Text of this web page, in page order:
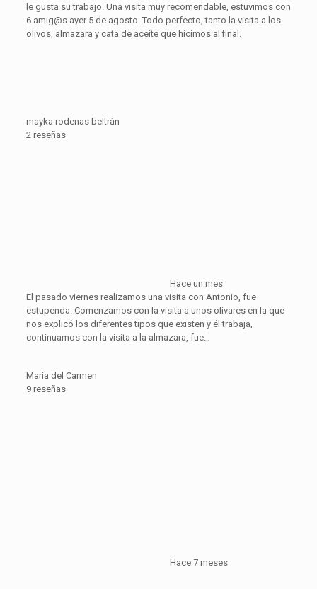
le gusta su trabajo. Una visita muy recomendable, estuvimos con
6 amig@s ayer 5 de agosto. Todo perfecto, tanto la visita a los
olivos, almazara y cata de aceite que hicimos al final.
mayka rodenas beltrán
2 reseñas
Hace un mes
El pasado viernes realizamos una visita con Antonio, fue
estupenda. Comenzamos con la visita a unos olivares en la que
nos explicó los diferentes tipos que existen y él trabaja,
continuamos con la visita a la almazara, fue…
María del Carmen
9 reseñas
Hace 7 meses